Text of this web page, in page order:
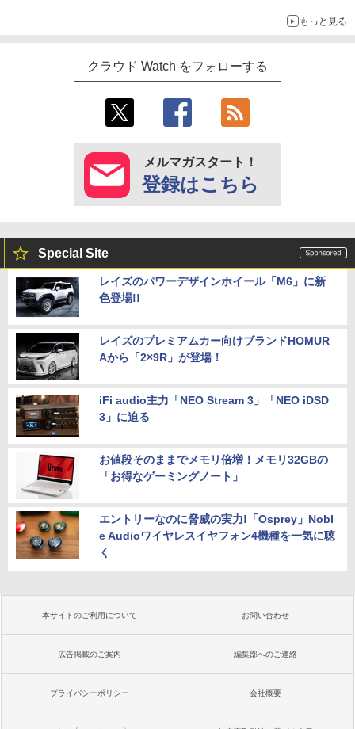
もっと見る
クラウド Watch をフォローする
メルマガスタート！
登録はこちら
Special Site
レイズのパワーデザインホイール「M6」に新
色登場!!
レイズのプレミアムカー向けブランドHOMUR
Aから「2×9R」が登場！
iFi audio主力「NEO Stream 3」「NEO iDSD
3」に迫る
お値段そのままでメモリ倍増！メモリ32GBの
「お得なゲーミングノート」
エントリーなのに脅威の実力!「Osprey」Nobl
e Audioワイヤレスイヤフォン4機種を一気に聴
く
本サイトのご利用について お問い合わせ
広告掲載のご案内 編集部へのご連絡
プライバシーポリシー 会社概要